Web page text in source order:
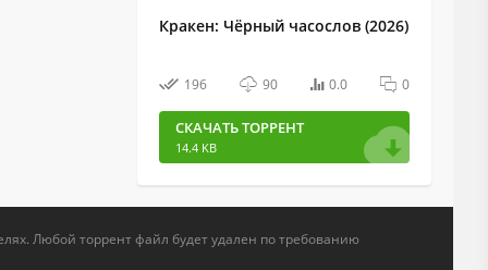
Кракен: Чёрный часослов (2026)
196 90 0.0 0
СКАЧАТЬ ТОРРЕНТ
14.4 KB
Любой торрент файл будет удален по требованию